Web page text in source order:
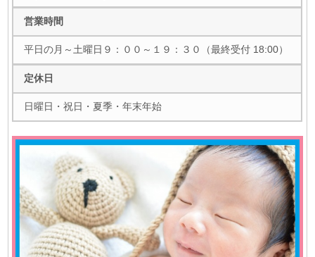
営業時間
平日の月～土曜日９：００～１９：３０（最終受付 18:00）
定休日
日曜日・祝日・夏季・年末年始